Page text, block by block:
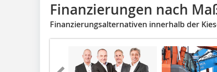
Finanzierungen nach
Finanzierungsalternativen innerhalb der